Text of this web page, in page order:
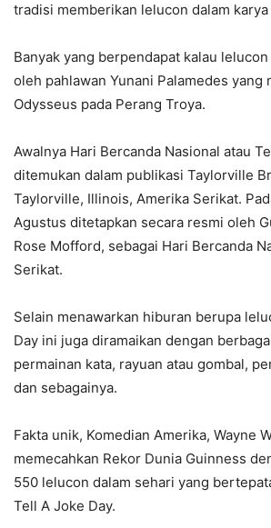
tradisi memberikan lelucon dalam
Banyak yang berpendapat kalau
oleh pahlawan Yunani Palamedes yang
Odysseus pada Perang Troya.
Awalnya Hari Bercanda Nasional atau
ditemukan dalam publikasi Taylorville
Taylorville, Illinois, Amerika Serikat.
Agustus ditetapkan secara resmi oleh
Rose Mofford, sebagai Hari Bercanda
Serikat.
Selain menawarkan hiburan berupa
Day ini juga diramaikan dengan
permainan kata, rayuan atau gombal,
dan sebagainya.
Fakta unik, Komedian Amerika, Wayne
memecahkan Rekor Dunia Guinness
550 lelucon dalam sehari yang
Tell A Joke Day.